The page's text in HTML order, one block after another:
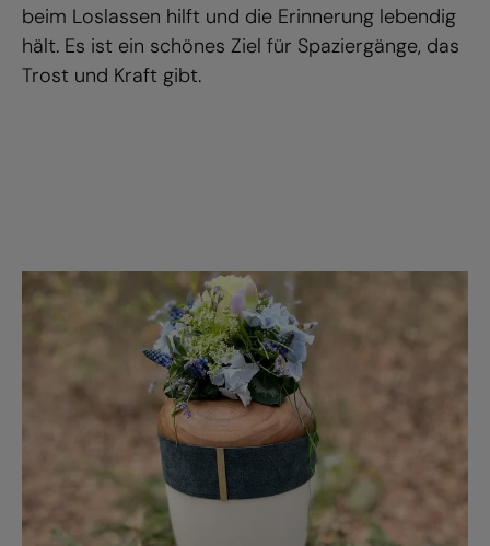
beim Loslassen hilft und die Erinnerung lebendig
hält. Es ist ein schönes Ziel für Spaziergänge, das
Trost und Kraft gibt.